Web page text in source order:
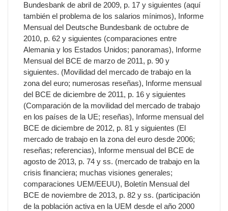
Bundesbank de abril de 2009, p. 17 y siguientes (aquí
también el problema de los salarios mínimos), Informe
Mensual del Deutsche Bundesbank de octubre de
2010, p. 62 y siguientes (comparaciones entre
Alemania y los Estados Unidos; panoramas), Informe
Mensual del BCE de marzo de 2011, p. 90 y
siguientes. (Movilidad del mercado de trabajo en la
zona del euro; numerosas reseñas), Informe mensual
del BCE de diciembre de 2011, p. 16 y siguientes
(Comparación de la movilidad del mercado de trabajo
en los países de la UE; reseñas), Informe mensual del
BCE de diciembre de 2012, p. 81 y siguientes (El
mercado de trabajo en la zona del euro desde 2006;
reseñas; referencias), Informe mensual del BCE de
agosto de 2013, p. 74 y ss. (mercado de trabajo en la
crisis financiera; muchas visiones generales;
comparaciones UEM/EEUU), Boletín Mensual del
BCE de noviembre de 2013, p. 82 y ss. (participación
de la población activa en la UEM desde el año 2000